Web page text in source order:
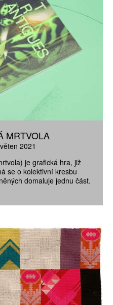
MRTVOLA
2021
je grafická hra, již
se o kolektivní kresbu
domaluje jednu část.